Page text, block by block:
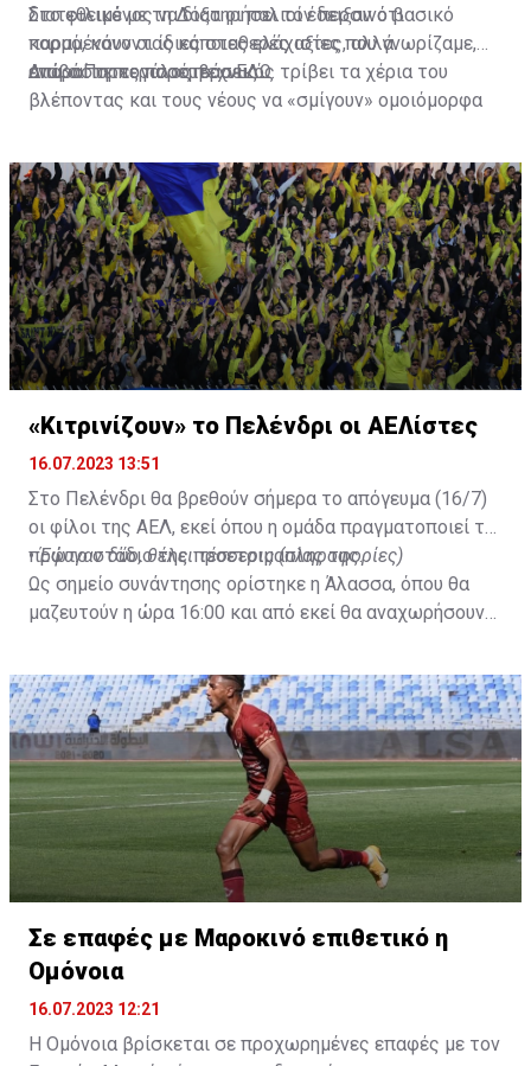
διατεθειμένος να διατηρήσει τον περσινό βασικό
κορμό, κάνοντας κάποιες ελάχιστες, αλλά
απαραίτητες παρεμβάσεις.
Στο φιλικό με τη Δόξα οι παλιοί έδειξαν ότι
παραμένουν οι ίδιες σταθερές αξίες που γνωρίζαμε,
ενώ ο Πορτογάλος τεχνικός τρίβει τα χέρια του
βλέποντας και τους νέους να «σμίγουν» ομοιόμορφα
Διαβάστε περισσότεραΕΔΩ.
«Κιτρινίζουν» το Πελένδρι οι ΑΕΛίστες
16.07.2023 13:51
Στο Πελένδρι θα βρεθούν σήμερα το απόγευμα (16/7)
οι φίλοι της ΑΕΛ, εκεί όπου η ομάδα πραγματοποιεί το
πρώτο στάδιο της προετοιμασίας της.
•Έφυγαν δύο, θέλει τέσσερις (πληροφορίες)
Ως σημείο συνάντησης ορίστηκε η Άλασσα, όπου θα
μαζευτούν η ώρα 16:00 και από εκεί θα αναχωρήσουν
δώοσυν το παρών τους στην απογευματινή προπόνηση
της ομάδας.
Σε επαφές με Μαροκινό επιθετικό η
Ομόνοια
16.07.2023 12:21
Η Ομόνοια βρίσκεται σε προχωρημένες επαφές με τον